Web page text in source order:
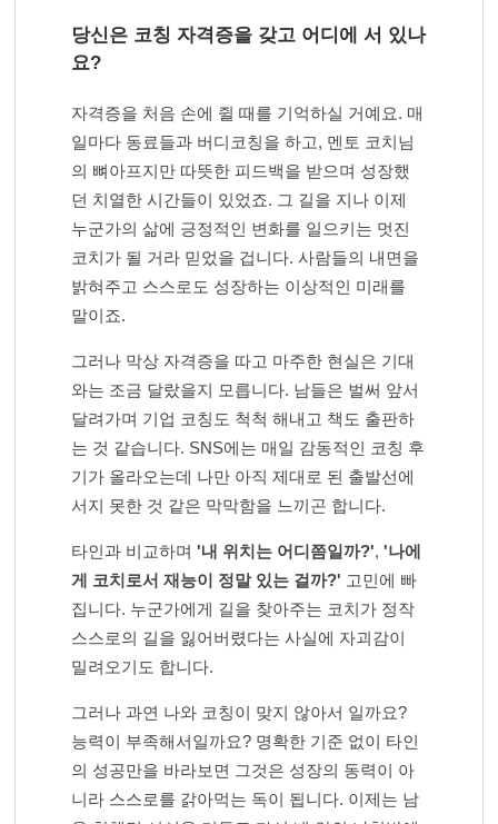
당신은 코칭 자격증을 갖고 어디에 서 있나
요?
자격증을 처음 손에 쥘 때를 기억하실 거예요. 매
일마다 동료들과 버디코칭을 하고, 멘토 코치님
의 뼈아프지만 따뜻한 피드백을 받으며 성장했
던 치열한 시간들이 있었죠. 그 길을 지나 이제
누군가의 삶에 긍정적인 변화를 일으키는 멋진
코치가 될 거라 믿었을 겁니다. 사람들의 내면을
밝혀주고 스스로도 성장하는 이상적인 미래를
말이죠.
그러나 막상 자격증을 따고 마주한 현실은 기대
와는 조금 달랐을지 모릅니다. 남들은 벌써 앞서
달려가며 기업 코칭도 척척 해내고 책도 출판하
는 것 같습니다. SNS에는 매일 감동적인 코칭 후
기가 올라오는데 나만 아직 제대로 된 출발선에
서지 못한 것 같은 막막함을 느끼곤 합니다.
타인과 비교하며'내 위치는 어디쯤일까?','나에
게 코치로서 재능이 정말 있는 걸까?' 고민에 빠
집니다. 누군가에게 길을 찾아주는 코치가 정작
스스로의 길을 잃어버렸다는 사실에 자괴감이
밀려오기도 합니다.
그러나 과연 나와 코칭이 맞지 않아서 일까요?
능력이 부족해서일까요? 명확한 기준 없이 타인
의 성공만을 바라보면 그것은 성장의 동력이 아
니라 스스로를 갉아먹는 독이 됩니다. 이제는 남